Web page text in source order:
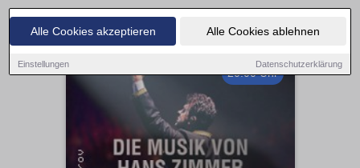
Alle Cookies akzeptieren Alle Cookies ablehnen
Einstellungen Datenschutzerklärung
20:00 Uhr